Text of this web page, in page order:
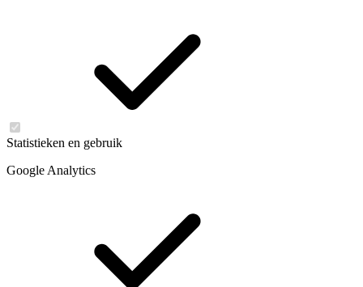
Statistieken en gebruik
Google Analytics